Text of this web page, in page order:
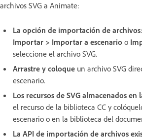
archivos SVG a Animate:
La opción de importación de archivos
Importar > Importar a escenario o
seleccione el archivo SVG.
Arrastre y coloque un archivo SVG
escenario.
Los recursos de SVG almacenados en
el recurso de la biblioteca CC y
escenario o en la biblioteca del
La API de importación de archivos